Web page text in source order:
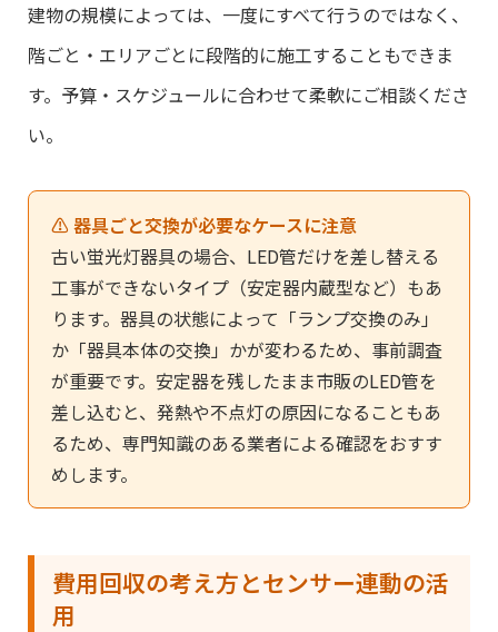
建物の規模によっては、一度にすべて行うのではなく、
階ごと・エリアごとに段階的に施工することもできま
す。予算・スケジュールに合わせて柔軟にご相談くださ
い。
⚠️ 器具ごと交換が必要なケースに注意
古い蛍光灯器具の場合、LED管だけを差し替える
工事ができないタイプ（安定器内蔵型など）もあ
ります。器具の状態によって「ランプ交換のみ」
か「器具本体の交換」かが変わるため、事前調査
が重要です。安定器を残したまま市販のLED管を
差し込むと、発熱や不点灯の原因になることもあ
るため、専門知識のある業者による確認をおすす
めします。
費用回収の考え方とセンサー連動の活
用